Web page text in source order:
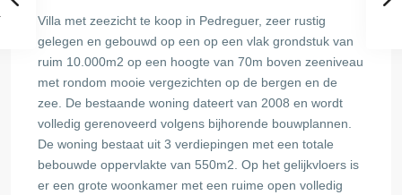
Villa met zeezicht te koop in Pedreguer, zeer rustig
gelegen en gebouwd op een op een vlak grondstuk van
ruim 10.000m2 op een hoogte van 70m boven zeeniveau
met rondom mooie vergezichten op de bergen en de
zee. De bestaande woning dateert van 2008 en wordt
volledig gerenoveerd volgens bijhorende bouwplannen.
De woning bestaat uit 3 verdiepingen met een totale
bebouwde oppervlakte van 550m2. Op het gelijkvloers is
er een grote woonkamer met een ruime open volledig